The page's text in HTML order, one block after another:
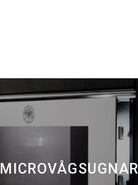
MICROVÅGSUGNAR